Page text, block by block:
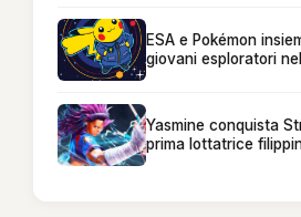
ESA e Pokémon
giovani esploratori
Yasmine conquista
prima lottatrice